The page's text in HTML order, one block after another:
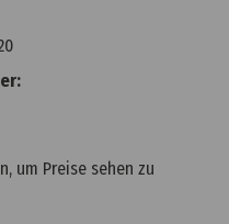
um Preise sehen zu